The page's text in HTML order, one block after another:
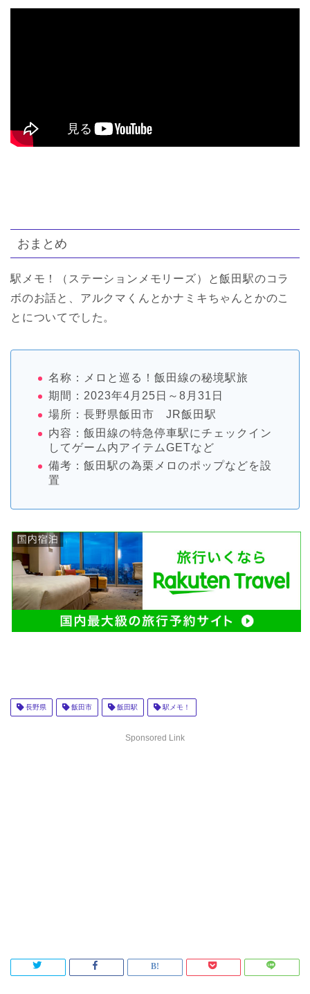
おまとめ
駅メモ！（ステーションメモリーズ）と飯田駅のコラ
ボのお話と、アルクマくんとかナミキちゃんとかのこ
とについてでした。
名称：メロと巡る！飯田線の秘境駅旅
期間：2023年4月25日～8月31日
場所：長野県飯田市 JR飯田駅
内容：飯田線の特急停車駅にチェックイン
してゲーム内アイテムGETなど
備考：飯田駅の為栗メロのポップなどを設
置
長野県 飯田市 飯田駅 駅メモ！
Sponsored Link